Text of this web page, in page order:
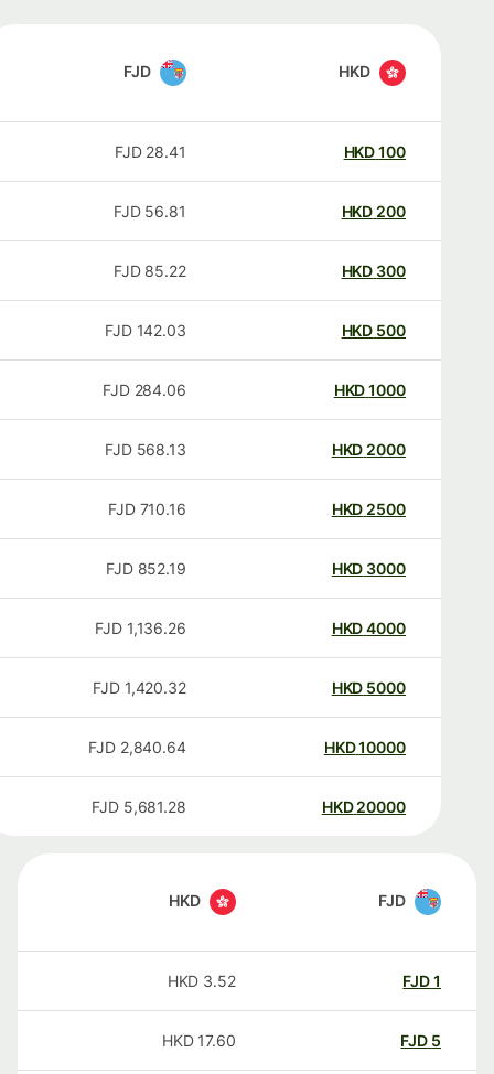
HKD
FJD
100
HKD
28.41
FJD
200
HKD
56.81
FJD
300
HKD
85.22
FJD
500
HKD
142.03
FJD
1000
HKD
284.06
FJD
2000
HKD
568.13
FJD
2500
HKD
710.16
FJD
3000
HKD
852.19
FJD
4000
HKD
1,136.26
FJD
5000
HKD
1,420.32
FJD
10000
HKD
2,840.64
FJD
20000
HKD
5,681.28
FJD
FJD
HKD
FJD
3.52
HKD
FJD
17.60
HKD